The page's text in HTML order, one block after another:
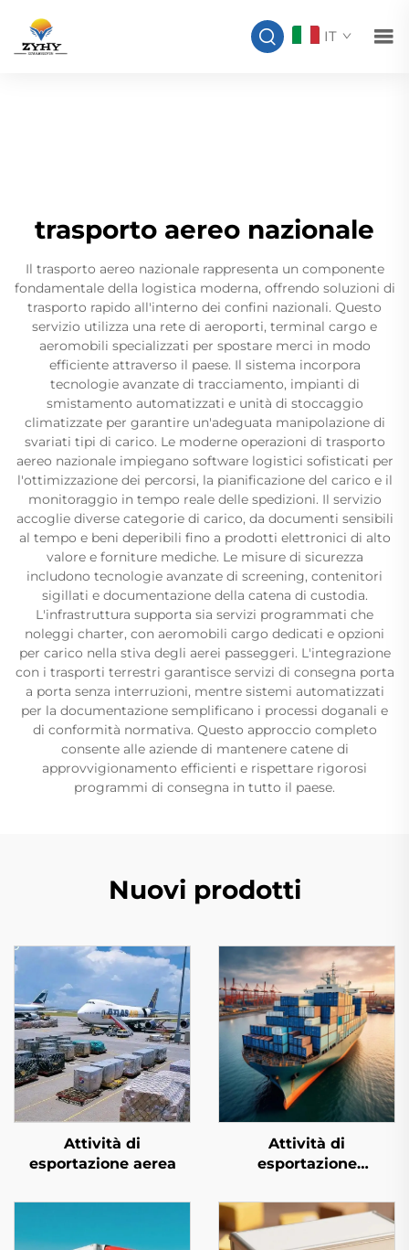
IT
trasporto aereo nazionale
Il trasporto aereo nazionale rappresenta un componente
fondamentale della logistica moderna, offrendo soluzioni di
trasporto rapido all'interno dei confini nazionali. Questo
servizio utilizza una rete di aeroporti, terminal cargo e
aeromobili specializzati per spostare merci in modo
efficiente attraverso il paese. Il sistema incorpora
tecnologie avanzate di tracciamento, impianti di
smistamento automatizzati e unità di stoccaggio
climatizzate per garantire un'adeguata manipolazione di
svariati tipi di carico. Le moderne operazioni di trasporto
aereo nazionale impiegano software logistici sofisticati per
l'ottimizzazione dei percorsi, la pianificazione del carico e il
monitoraggio in tempo reale delle spedizioni. Il servizio
accoglie diverse categorie di carico, da documenti sensibili
al tempo e beni deperibili fino a prodotti elettronici di alto
valore e forniture mediche. Le misure di sicurezza
includono tecnologie avanzate di screening, contenitori
sigillati e documentazione della catena di custodia.
L'infrastruttura supporta sia servizi programmati che
noleggi charter, con aeromobili cargo dedicati e opzioni
per carico nella stiva degli aerei passeggeri. L'integrazione
con i trasporti terrestri garantisce servizi di consegna porta
a porta senza interruzioni, mentre sistemi automatizzati
per la documentazione semplificano i processi doganali e
di conformità normativa. Questo approccio completo
consente alle aziende di mantenere catene di
approvvigionamento efficienti e rispettare rigorosi
programmi di consegna in tutto il paese.
Nuovi prodotti
Attività di
esportazione aerea
Attività di
esportazione